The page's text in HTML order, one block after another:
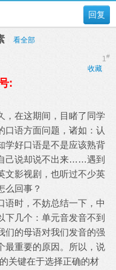
回复
看全部
1#
收藏
:
在这期间，目睹了同学
口语方面问题，诸如：认
学好口语是不是应该熟背
己说却说不出来……遇到
文影视剧，也听过不少英
么回事？
时，不妨总结一下，中
下几个：单元音发音不到
们的母语对我们发音的强
最重要的原因。所以，说
关键在于选择正确的材